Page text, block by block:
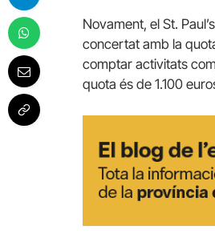
Novament, el St.
concertat amb la
comptar activitats
quota és de 1.100